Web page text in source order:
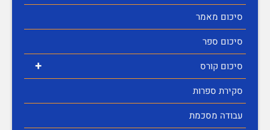
סיכום מאמר
סיכום ספר
+
סיכום קורס
סקירת ספרות
עבודה מסכמת